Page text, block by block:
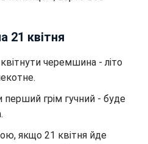
21 квітня
черемшина - літо
перший грім гучний - буде
якщо 21 квітня йде